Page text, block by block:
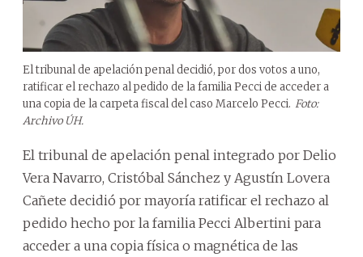
El tribunal de apelación penal decidió, por dos votos a uno,
ratificar el rechazo al pedido de la familia Pecci de acceder a
una copia de la carpeta fiscal del caso Marcelo Pecci. Foto:
Archivo ÚH.
El tribunal de apelación penal integrado por Delio
Vera Navarro, Cristóbal Sánchez y Agustín Lovera
Cañete decidió por mayoría ratificar el rechazo al
pedido hecho por la familia Pecci Albertini para
acceder a una copia física o magnética de las